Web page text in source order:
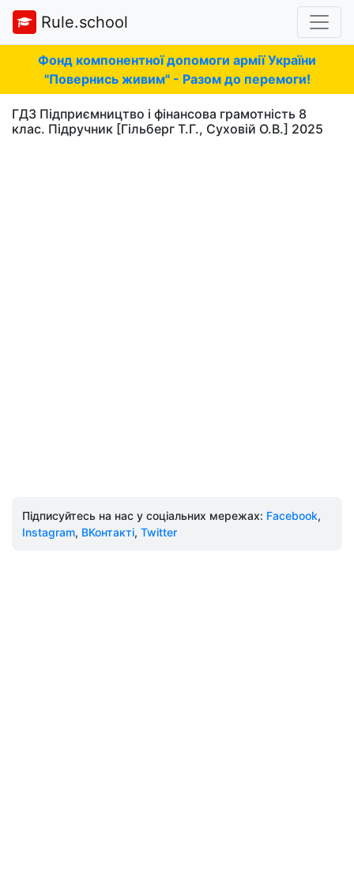
Rule.school
Фонд компонентної допомоги армії України
"Повернись живим" - Разом до перемоги!
ГДЗ Підприємництво і фінансова грамотність 8
клас. Підручник [Гільберг Т.Г., Суховій О.В.] 2025
Підписуйтесь на нас у соціальних мережах: Facebook,
Instagram, ВКонтакті, Twitter